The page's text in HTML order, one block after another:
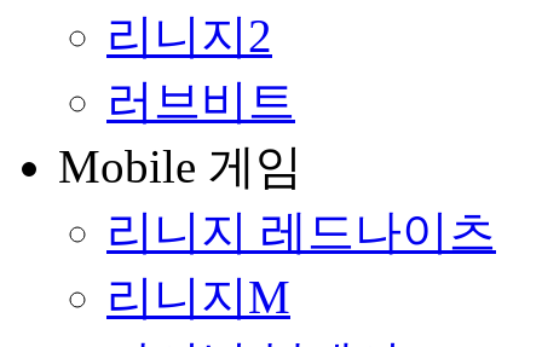
리니지2
러브비트
Mobile 게임
리니지 레드나이츠
리니지M